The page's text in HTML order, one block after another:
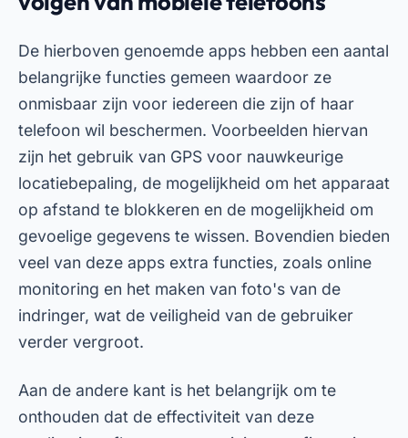
Zorg ervoor dat u alle benodigde machtigingen
inschakelt en de app up-to-date houdt om de
functies optimaal te benutten. Op deze manier
bent u voorbereid op elke onverwachte situatie.